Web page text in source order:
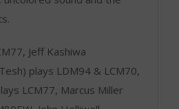
Jeff Kashiwa
plays LDM94 & LCM70,
LCM77, Marcus Miller